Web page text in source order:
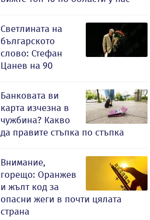
Светлината на
българското
слово: Стефан
Цанев на 90
Банковата ви
карта изчезна в
чужбина? Какво
да правите стъпка по стъпка
Внимание,
горещо: Оранжев
и жълт код за
опасни жеги в почти цялата
страна